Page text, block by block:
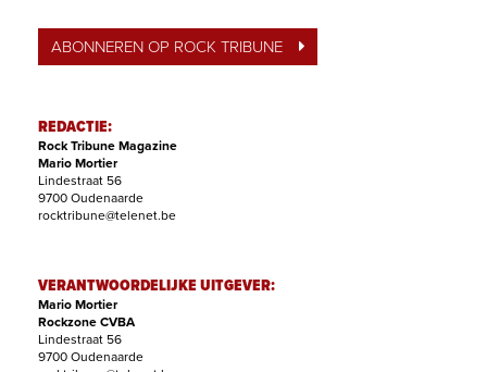
ABONNEREN OP ROCK TRIBUNE
REDACTIE:
Rock Tribune Magazine
Mario Mortier
Lindestraat 56
9700 Oudenaarde
rocktribune@telenet.be
VERANTWOORDELIJKE UITGEVER:
Mario Mortier
Rockzone CVBA
Lindestraat 56
9700 Oudenaarde